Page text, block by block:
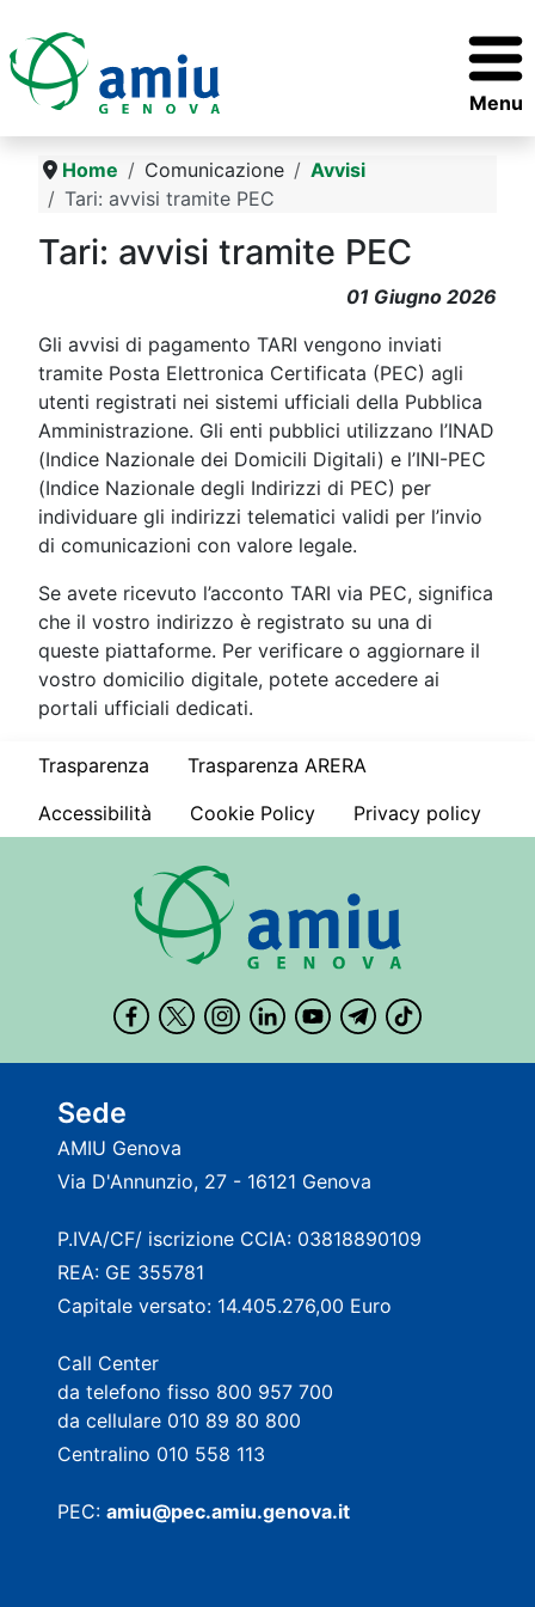
Menu
Home Comunicazione
Avvisi
Tari: avvisi tramite PEC
Tari: avvisi tramite PEC
01 Giugno 2026
Gli avvisi di pagamento TARI vengono inviati
tramite Posta Elettronica Certificata (PEC) agli
utenti registrati nei sistemi ufficiali della Pubblica
Amministrazione. Gli enti pubblici utilizzano l’INAD
(Indice Nazionale dei Domicili Digitali) e l’INI-PEC
(Indice Nazionale degli Indirizzi di PEC) per
individuare gli indirizzi telematici validi per l’invio
di comunicazioni con valore legale.
Se avete ricevuto l’acconto TARI via PEC, significa
che il vostro indirizzo è registrato su una di
queste piattaforme. Per verificare o aggiornare il
vostro domicilio digitale, potete accedere ai
portali ufficiali dedicati.
Trasparenza
Trasparenza ARERA
Accessibilità
Cookie Policy Privacy policy
Sede
AMIU Genova
Via D'Annunzio, 27 - 16121 Genova
P.IVA/CF/ iscrizione CCIA: 03818890109
REA: GE 355781
Capitale versato: 14.405.276,00 Euro
Call Center
da telefono fisso 800 957 700
da cellulare 010 89 80 800
Centralino 010 558 113
PEC: amiu@pec.amiu.genova.it